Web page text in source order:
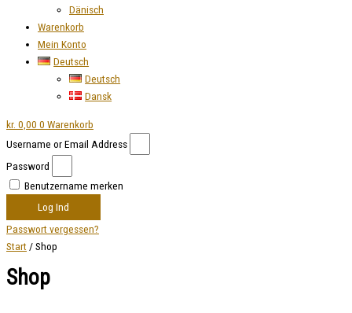
Dänisch
Warenkorb
Mein Konto
Deutsch
Deutsch
Dansk
kr. 0,00 0 Warenkorb
Username or Email Address
Password
Benutzername merken
Log Ind
Passwort vergessen?
Start / Shop
Shop